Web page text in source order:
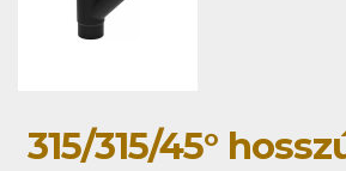
315/315/45°